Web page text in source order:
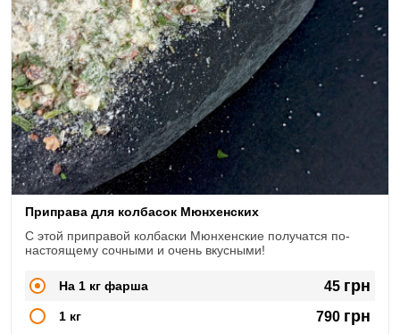
Приправа для колбасок Мюнхенских
С этой приправой колбаски Мюнхенские получатся по-
настоящему сочными и очень вкусными!
На 1 кг фарша 45 грн
1 кг 790 грн